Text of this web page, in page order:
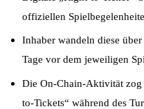
offiziellen
Inhaber wandeln diese
Tage vor dem jeweiligen
Die On-Chain-Aktivität zog
to-Tickets“ während des